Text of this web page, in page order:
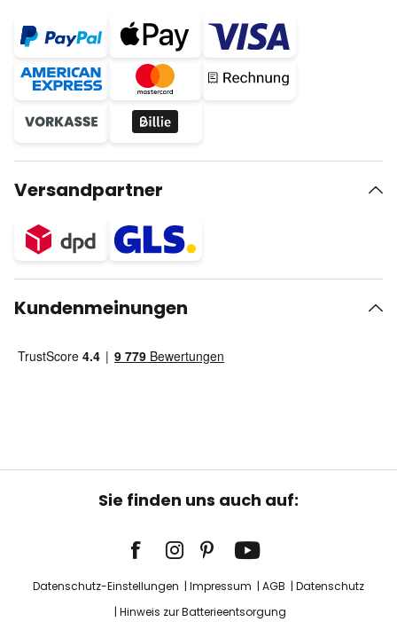
Versandpartner
Kundenmeinungen
Sie finden uns auch auf:
Datenschutz-Einstellungen Impressum AGB
Datenschutz
Hinweis zur Batterieentsorgung